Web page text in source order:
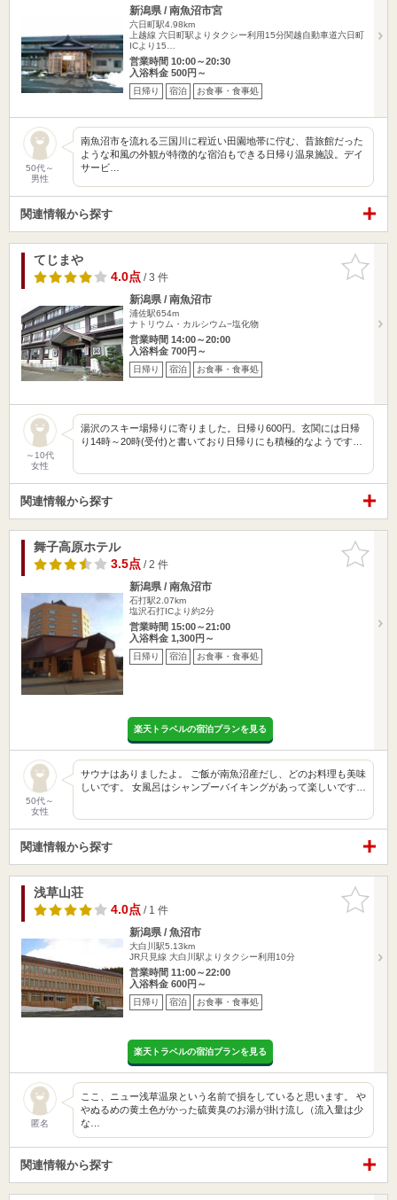
新潟県 / 南魚沼市宮
六日町駅4.98km
上越線 六日町駅よりタクシー利用15分関越自動車道六日町
ICより15…
営業時間 10:00～20:30
入浴料金 500円～
日帰り 宿泊 お食事・食事処
50代～
男性
南魚沼市を流れる三国川に程近い田園地帯に佇む、昔旅館だった
ような和風の外観が特徴的な宿泊もできる日帰り温泉施設。デイ
サービ…
関連情報から探す
お気に入
りに追加
てじまや
4.0点/ 3 件
新潟県 / 南魚沼市
浦佐駅654m
ナトリウム・カルシウム−塩化物
営業時間 14:00～20:00
入浴料金 700円～
日帰り 宿泊 お食事・食事処
～10代
女性
湯沢のスキー場帰りに寄りました。日帰り600円。玄関には日帰
り14時～20時(受付)と書いており日帰りにも積極的なようです…
関連情報から探す
お気に入
りに追加
舞子高原ホテル
3.5点/ 2 件
新潟県 / 南魚沼市
石打駅2.07km
塩沢石打ICより約2分
営業時間 15:00～21:00
入浴料金 1,300円～
日帰り 宿泊 お食事・食事処
楽天トラベルの宿泊プランを見る
50代～
女性
サウナはありましたよ。 ご飯が南魚沼産だし、どのお料理も美味
しいです。 女風呂はシャンプーバイキングがあって楽しいです…
関連情報から探す
お気に入
りに追加
浅草山荘
4.0点/ 1 件
新潟県 / 魚沼市
大白川駅5.13km
JR只見線 大白川駅よりタクシー利用10分
営業時間 11:00～22:00
入浴料金 600円～
日帰り 宿泊 お食事・食事処
楽天トラベルの宿泊プランを見る
匿名
ここ、ニュー浅草温泉という名前で損をしていると思います。 や
やぬるめの黄土色がかった硫黄臭のお湯が掛け流し（流入量は少
な…
関連情報から探す